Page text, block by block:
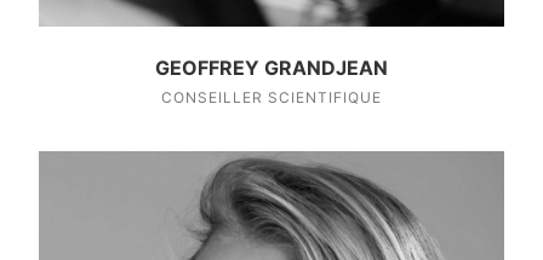
GEOFFREY GRANDJEAN
CONSEILLER SCIENTIFIQUE